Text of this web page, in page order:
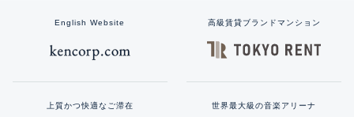
English Website 高級賃貸ブランドマンション
上質かつ快適なご滞在 世界最大級の音楽アリーナ